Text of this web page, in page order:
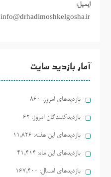
ایمیل:
info@drhadimoshkelgosha.ir
آمار بازدید سایت
بازدیدهای امروز: 860
بازدیدکنندگان امروز: 62
بازدیدهای این هفته: 11,826
بازدیدهای این ماه: 41,414
بازدیدهای امسال: 167,400